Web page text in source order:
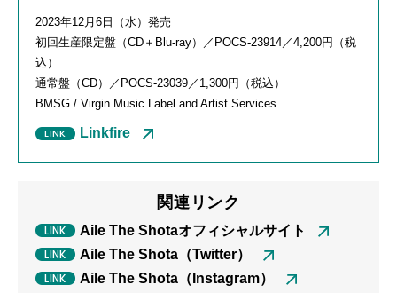
2023年12月6日（水）発売
初回生産限定盤（CD＋Blu-ray）／POCS-23914／4,200円（税
込）
通常盤（CD）／POCS-23039／1,300円（税込）
BMSG / Virgin Music Label and Artist Services
Linkfire
関連リンク
Aile The Shotaオフィシャルサイト
Aile The Shota（Twitter）
Aile The Shota（Instagram）